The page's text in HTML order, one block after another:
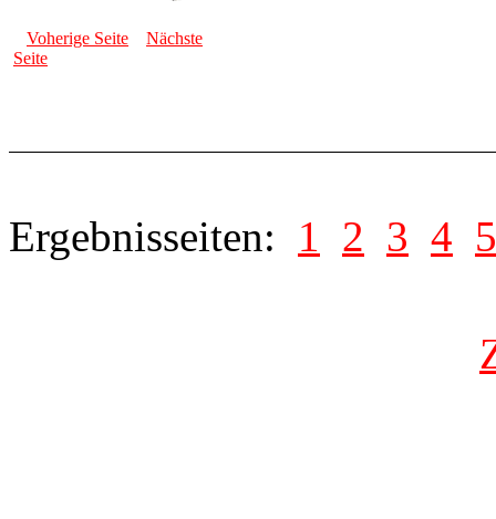
Voherige Seite
Nächste
Seite
Ergebnisseiten: 1 2 3 4 5